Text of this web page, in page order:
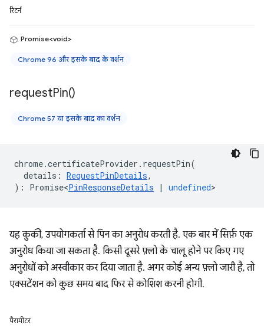
रिटर्न
Promise<void>
Chrome 96 और इसके बाद के वर्शन
requestPin()
Chrome 57 या इसके बाद का वर्शन
chrome.certificateProvider . requestPin(
details : RequestPinDetails,
) : Promise<PinResponseDetails | undefined>
यह कुकी, उपयोगकर्ता से पिन का अनुरोध करती है. एक बार में सिर्फ़ एक
अनुरोध किया जा सकता है. किसी दूसरे फ़्लो के चालू होने पर किए गए
अनुरोधों को अस्वीकार कर दिया जाता है. अगर कोई अन्य फ़्लो जारी है, तो
एक्सटेंशन को कुछ समय बाद फिर से कोशिश करनी होगी.
पैरामीटर